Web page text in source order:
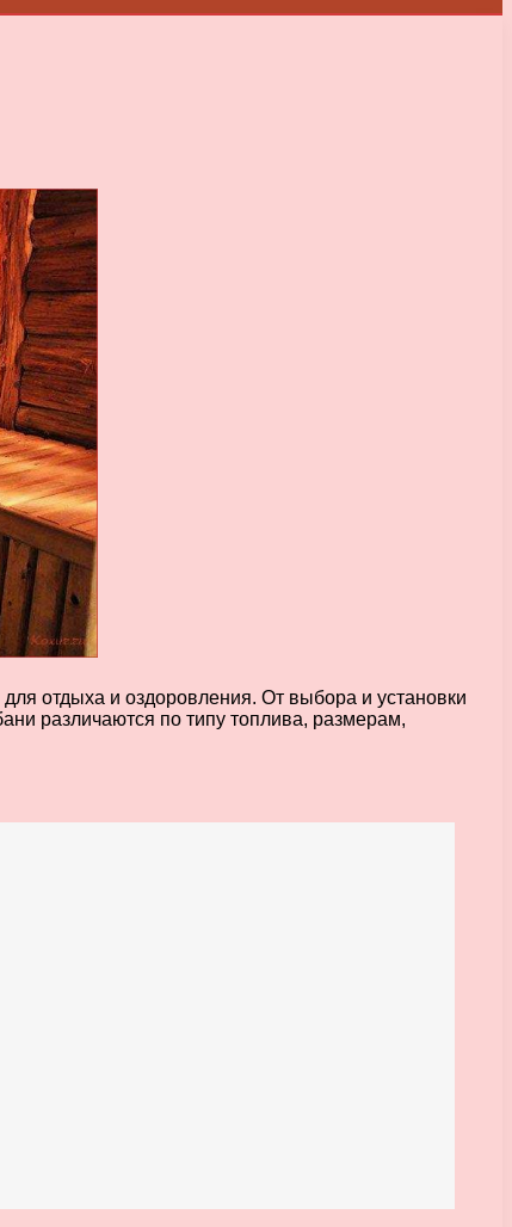
отдыха и оздоровления. От выбора и установки
различаются по типу топлива, размерам,